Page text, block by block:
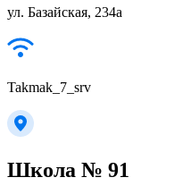
ул. Базайская, 234а
Takmak_7_srv
Школа № 91